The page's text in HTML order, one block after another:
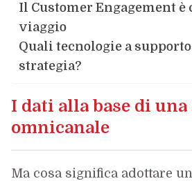
Il Customer Engagement è
viaggio
Quali tecnologie a
strategia?
I dati alla base di
omnicanale
Ma cosa significa adottare